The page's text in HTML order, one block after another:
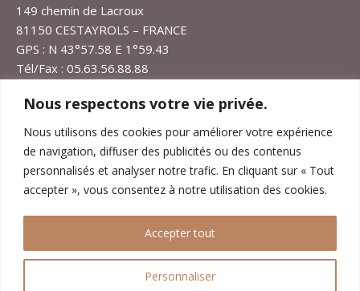
Nous respectons votre vie privée.
Nous utilisons des cookies pour améliorer votre expérience
de navigation, diffuser des publicités ou des contenus
personnalisés et analyser notre trafic. En cliquant sur « Tout
accepter », vous consentez à notre utilisation des cookies.
Personnaliser
Accepter tout
149 chemin de Lacroux
81150 CESTAYROLS – FRANCE
GPS : N 43°57.58 E 1°59.43
Tél/Fax : 05.63.56.88.88
de 14H à 18H et rendez-vous.
1er Juillet au 31 Août: Ouvert 6j/7 de 9H à 12H et de
14H à 19H sauf Samedi à 18H et rendez-vous.
Fermé le Dimanche.